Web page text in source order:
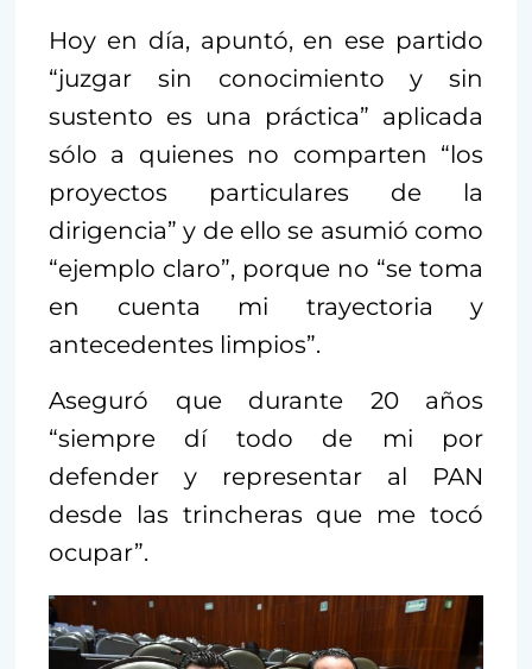
Hoy en día, apuntó, en ese partido
“juzgar sin conocimiento y sin
sustento es una práctica” aplicada
sólo a quienes no comparten “los
proyectos particulares de la
dirigencia” y de ello se asumió como
“ejemplo claro”, porque no “se toma
en cuenta mi trayectoria y
antecedentes limpios”.
Aseguró que durante 20 años
“siempre dí todo de mi por
defender y representar al PAN
desde las trincheras que me tocó
ocupar”.